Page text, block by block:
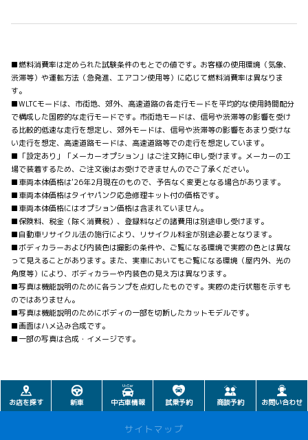
■燃料消費率は定められた試験条件のもとでの値です。お客様の使用環境（気象、
渋滞等）や運転方法（急発進、エアコン使用等）に応じて燃料消費率は異なりま
す。
■WLTCモードは、市街地、郊外、高速道路の各走行モードを平均的な使用時間配分
で構成した国際的な走行モードです。市街地モードは、信号や渋滞等の影響を受け
る比較的低速な走行を想定し、郊外モードは、信号や渋滞等の影響をあまり受けな
い走行を想定、高速道路モードは、高速道路等での走行を想定しています。
■「設定あり」「メーカーオプション」はご注文時に申し受けます。メーカーの工
場で装着するため、ご注文後はお受けできませんのでご了承ください。
■車両本体価格は'26年2月現在のもので、予告なく変更となる場合があります。
■車両本体価格はタイヤパンク応急修理キット付の価格です。
■車両本体価格にはオプション価格は含まれていません。
■保険料、税金（除く消費税）、登録料などの諸費用は別途申し受けます。
■自動車リサイクル法の施行により、リサイクル料金が別途必要となります。
■ボディカラーおよび内装色は撮影の条件や、ご覧になる環境で実際の色とは異な
って見えることがあります。また、実車においてもご覧になる環境（屋内外、光の
角度等）により、ボディカラーや内装色の見え方は異なります。
■写真は機能説明のために各ランプを点灯したものです。実際の走行状態を示すも
のではありません。
■写真は機能説明のためにボディの一部を切断したカットモデルです。
■画面はハメ込み合成です。
■一部の写真は合成・イメージです。
お店を探す 新車 中古車情報 試乗予約 商談予約 お問い合わせ
サイトマップ